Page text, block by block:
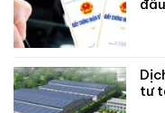
tư